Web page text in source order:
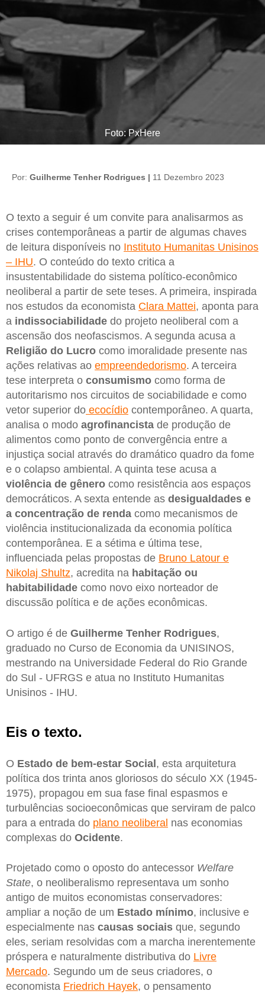
Foto: PxHere
Por: Guilherme Tenher Rodrigues | 11 Dezembro 2023
O texto a seguir é um convite para analisarmos as
crises contemporâneas a partir de algumas chaves
de leitura disponíveis no Instituto Humanitas Unisinos
– IHU. O conteúdo do texto critica a
insustentabilidade do sistema político-econômico
neoliberal a partir de sete teses. A primeira, inspirada
nos estudos da economista Clara Mattei, aponta para
a indissociabilidade do projeto neoliberal com a
ascensão dos neofascismos. A segunda acusa a
Religião do Lucro como imoralidade presente nas
ações relativas ao empreendedorismo. A terceira
tese interpreta o consumismo como forma de
autoritarismo nos circuitos de sociabilidade e como
vetor superior do ecocídio contemporâneo. A quarta,
analisa o modo agrofinancista de produção de
alimentos como ponto de convergência entre a
injustiça social através do dramático quadro da fome
e o colapso ambiental. A quinta tese acusa a
violência de gênero como resistência aos espaços
democráticos. A sexta entende as desigualdades e
a concentração de renda como mecanismos de
violência institucionalizada da economia política
contemporânea. E a sétima e última tese,
influenciada pelas propostas de Bruno Latour e
Nikolaj Shultz, acredita na habitação ou
habitabilidade como novo eixo norteador de
discussão política e de ações econômicas.
O artigo é de Guilherme Tenher Rodrigues,
graduado no Curso de Economia da UNISINOS,
mestrando na Universidade Federal do Rio Grande
do Sul - UFRGS e atua no Instituto Humanitas
Unisinos - IHU.
Eis o texto.
O Estado de bem-estar Social, esta arquitetura
política dos trinta anos gloriosos do século XX (1945-
1975), propagou em sua fase final espasmos e
turbulências socioeconômicas que serviram de palco
para a entrada do plano neoliberal nas economias
complexas do Ocidente.
Projetado como o oposto do antecessor Welfare
State, o neoliberalismo representava um sonho
antigo de muitos economistas conservadores:
ampliar a noção de um Estado mínimo, inclusive e
especialmente nas causas sociais que, segundo
eles, seriam resolvidas com a marcha inerentemente
próspera e naturalmente distributiva do Livre
Mercado. Segundo um de seus criadores, o
economista Friedrich Hayek, o pensamento